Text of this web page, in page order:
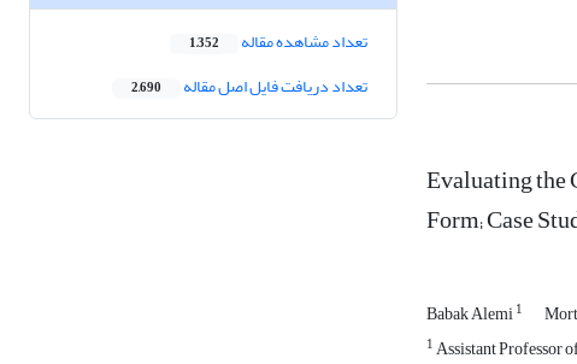
Evaluating the
Form; Case
Babak Alemi1
1Assistant Professor
تعداد مشاهده مقاله 1,352
تعداد دریافت فایل اصل مقاله 2,690